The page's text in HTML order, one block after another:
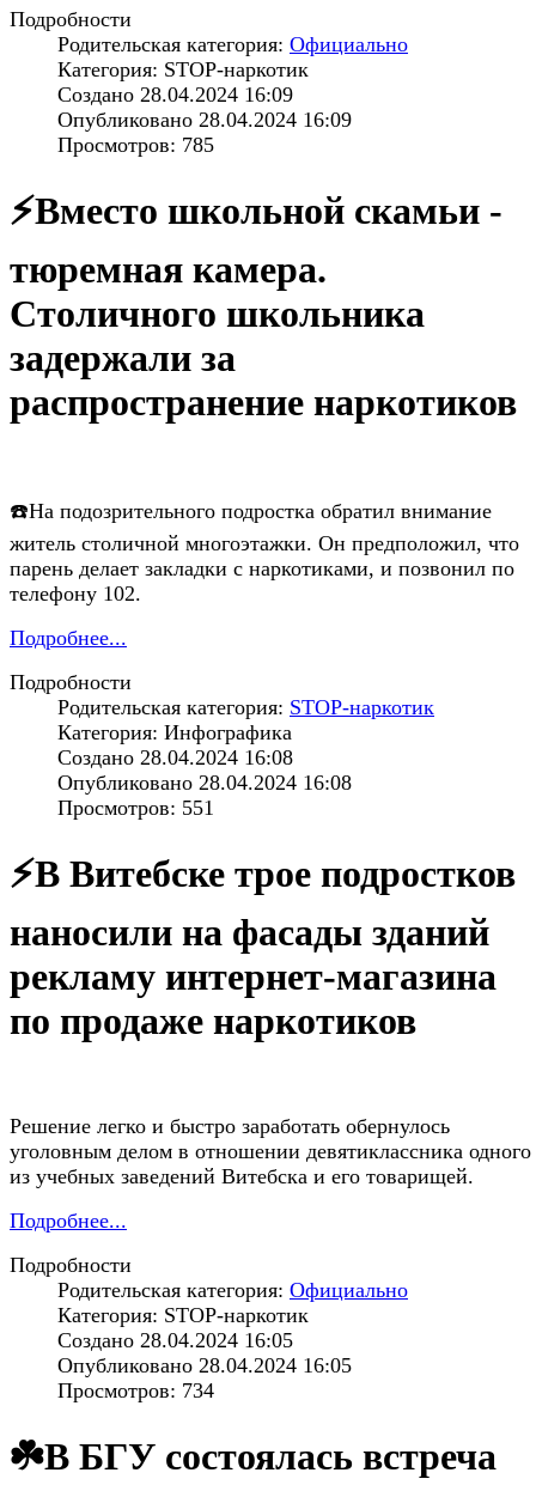
Подробности
Родительская категория: Официально
Категория: STOP-наркотик
Создано 28.04.2024 16:09
Опубликовано 28.04.2024 16:09
Просмотров: 785
⚡️Вместо школьной скамьи -
тюремная камера.
Столичного школьника
задержали за
распространение наркотиков
☎️На подозрительного подростка обратил внимание
житель столичной многоэтажки. Он предположил, что
парень делает закладки с наркотиками, и позвонил по
телефону 102.
Подробнее...
Подробности
Родительская категория: STOP-наркотик
Категория: Инфографика
Создано 28.04.2024 16:08
Опубликовано 28.04.2024 16:08
Просмотров: 551
⚡️В Витебске трое подростков
наносили на фасады зданий
рекламу интернет-магазина
по продаже наркотиков
Решение легко и быстро заработать обернулось
уголовным делом в отношении девятиклассника одного
из учебных заведений Витебска и его товарищей.
Подробнее...
Подробности
Родительская категория: Официально
Категория: STOP-наркотик
Создано 28.04.2024 16:05
Опубликовано 28.04.2024 16:05
Просмотров: 734
☘️В БГУ состоялась встреча